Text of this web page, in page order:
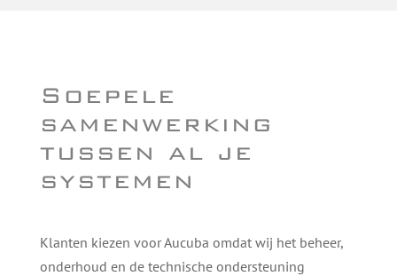
Soepele
samenwerking
tussen al je
systemen
Klanten kiezen voor Aucuba omdat wij het beheer,
onderhoud en de technische ondersteuning